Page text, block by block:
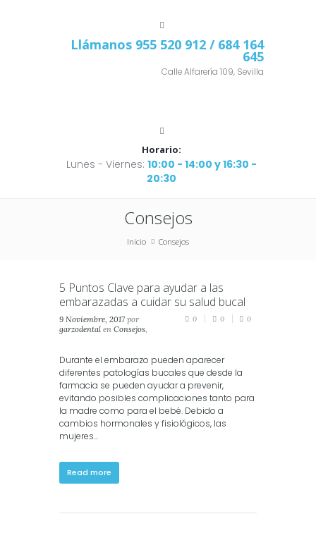
Llámanos 955 520 912 / 684 164
645
Calle Alfarería 109, Sevilla
Horario:
Lunes - Viernes: 10:00 - 14:00 y 16:30 -
20:30
Consejos
Inicio Consejos
5 Puntos Clave para ayudar a las
embarazadas a cuidar su salud bucal
9 Noviembre, 2017 por
garzodental en Consejos
0 0 0
Durante el embarazo pueden aparecer
diferentes patologías bucales que desde la
farmacia se pueden ayudar a prevenir,
evitando posibles complicaciones tanto para
la madre como para el bebé. Debido a
cambios hormonales y fisiológicos, las
mujeres...
Read more